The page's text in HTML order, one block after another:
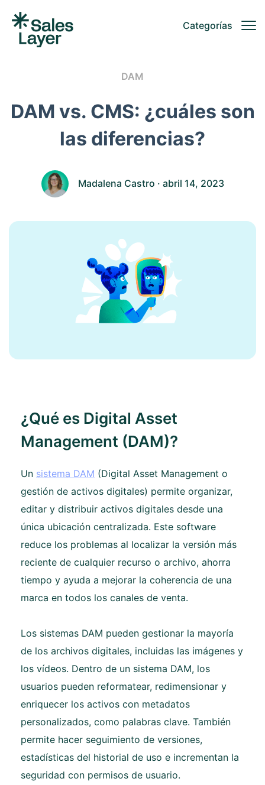
Categorías
DAM
DAM vs. CMS: ¿cuáles son
las diferencias?
Madalena Castro · abril 14, 2023
¿Qué es Digital Asset
Management (DAM)?
Un sistema DAM (Digital Asset Management o
gestión de activos digitales) permite organizar,
editar y distribuir activos digitales desde una
única ubicación centralizada. Este software
reduce los problemas al localizar la versión más
reciente de cualquier recurso o archivo, ahorra
tiempo y ayuda a mejorar la coherencia de una
marca en todos los canales de venta.
Los sistemas DAM pueden gestionar la mayoría
de los archivos digitales, incluidas las imágenes y
los vídeos. Dentro de un sistema DAM, los
usuarios pueden reformatear, redimensionar y
enriquecer los activos con metadatos
personalizados, como palabras clave. También
permite hacer seguimiento de versiones,
estadísticas del historial de uso e incrementan la
seguridad con permisos de usuario.